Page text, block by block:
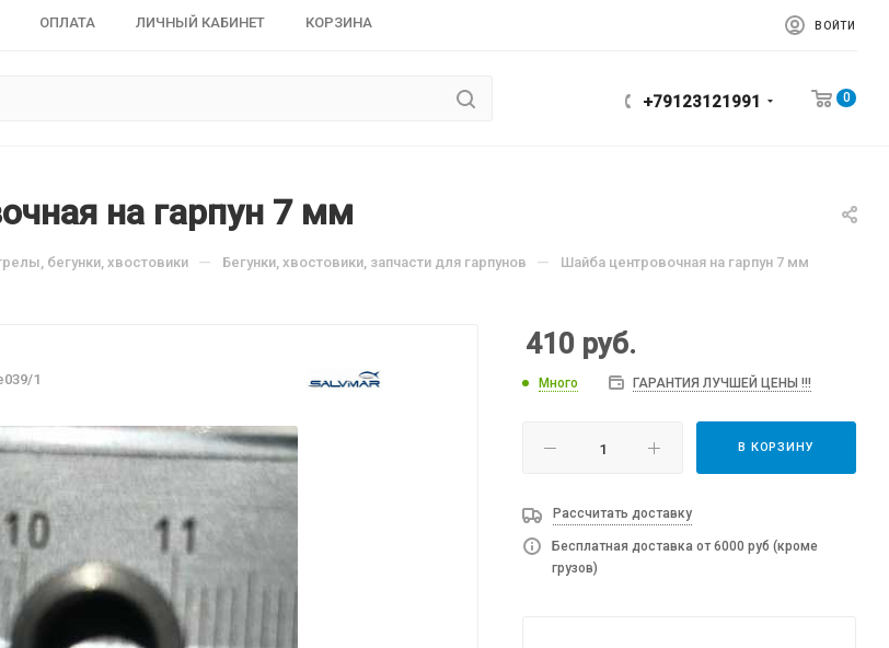
ОПЛАТА ЛИЧНЫЙ КАБИНЕТ КОРЗИНА ВОЙТИ
+79123121991 0
на гарпун 7 мм
бегунки, хвостовики — Бегунки, хвостовики, запчасти для гарпунов — Шайба центровочная на гарпун 7 мм
1
410 руб.
Много ГАРАНТИЯ ЛУЧШЕЙ ЦЕНЫ !!!
В КОРЗИНУ
Рассчитать доставку
Бесплатная доставка от 6000 руб (кроме
грузов)